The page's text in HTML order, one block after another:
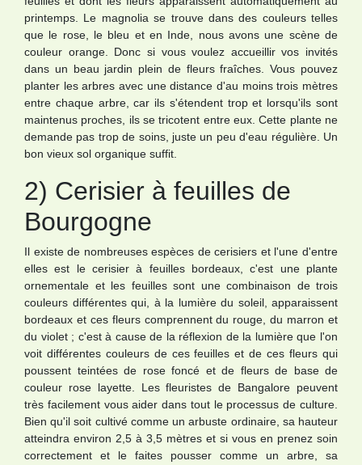
printemps. Le magnolia se trouve dans des couleurs telles
que le rose, le bleu et en Inde, nous avons une scène de
couleur orange. Donc si vous voulez accueillir vos invités
dans un beau jardin plein de fleurs fraîches. Vous pouvez
planter les arbres avec une distance d'au moins trois mètres
entre chaque arbre, car ils s'étendent trop et lorsqu'ils sont
maintenus proches, ils se tricotent entre eux. Cette plante ne
demande pas trop de soins, juste un peu d'eau régulière. Un
bon vieux sol organique suffit.
2) Cerisier à feuilles de
Bourgogne
Il existe de nombreuses espèces de cerisiers et l'une d'entre
elles est le cerisier à feuilles bordeaux, c'est une plante
ornementale et les feuilles sont une combinaison de trois
couleurs différentes qui, à la lumière du soleil, apparaissent
bordeaux et ces fleurs comprennent du rouge, du marron et
du violet ; c'est à cause de la réflexion de la lumière que l'on
voit différentes couleurs de ces feuilles et de ces fleurs qui
poussent teintées de rose foncé et de fleurs de base de
couleur rose layette. Les fleuristes de Bangalore peuvent
très facilement vous aider dans tout le processus de culture.
Bien qu'il soit cultivé comme un arbuste ordinaire, sa hauteur
atteindra environ 2,5 à 3,5 mètres et si vous en prenez soin
correctement et le faites pousser comme un arbre, sa